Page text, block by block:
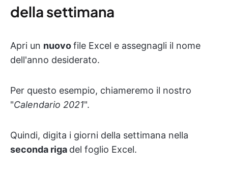
della settimana
Apri un nuovofile Excel e assegnagli il nome
dell'anno desiderato.
Per questo esempio, chiameremo il nostro
"Calendario 2021".
Quindi, digita i giorni della settimana nella
seconda riga del foglio Excel.